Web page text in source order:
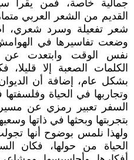
جمالية خاصة، فمن يقرأ
القديم من الشعر العربي
شعر تفعيلة وسرد شعري،
وضعت تفاسيرها في
نفس الوقت وابتعدت عن
الكلمات الصعبة إلا
بشكل عام، إضافة أن
وتجاربها في الحياة
السفر تعبير رمزي عن
بتجربتها وبحثها في ذاتها
ولهذا نلمس بوضوح أنها
الحياة من حولها، فكان